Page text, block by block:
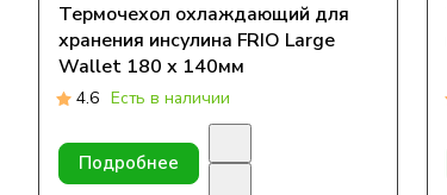
Термочехол охлаждающий для
хранения инсулина FRIO Large
Wallet 180 х 140мм
4.6 Есть в наличии
Подробнее